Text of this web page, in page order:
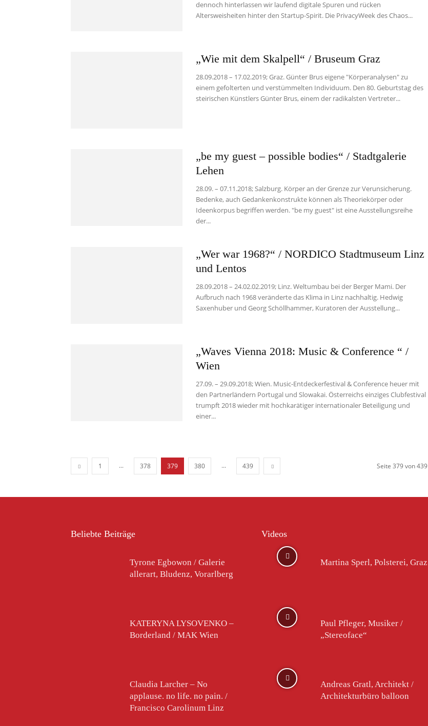
dennoch hinterlassen wir laufend digitale Spuren und rücken
Altersweisheiten hinter den Startup-Spirit. Die PrivacyWeek des Chaos...
„Wie mit dem Skalpell“ / Bruseum Graz
28.09.2018 – 17.02.2019; Graz. Günter Brus eigene "Körperanalysen" zu
einem gefolterten und verstümmelten Individuum. Den 80. Geburtstag des
steirischen Künstlers Günter Brus, einem der radikalsten Vertreter...
„be my guest – possible bodies“ / Stadtgalerie
Lehen
28.09. – 07.11.2018; Salzburg. Körper an der Grenze zur Verunsicherung.
Bedenke, auch Gedankenkonstrukte können als Theoriekörper oder
Ideenkorpus begriffen werden. "be my guest" ist eine Ausstellungsreihe
der...
„Wer war 1968?“ / NORDICO Stadtmuseum Linz
und Lentos
28.09.2018 – 24.02.02.2019; Linz. Weltumbau bei der Berger Mami. Der
Aufbruch nach 1968 veränderte das Klima in Linz nachhaltig. Hedwig
Saxenhuber und Georg Schöllhammer, Kuratoren der Ausstellung...
„Waves Vienna 2018: Music & Conference “ /
Wien
27.09. – 29.09.2018; Wien. Music-Entdeckerfestival & Conference heuer mit
den Partnerländern Portugal und Slowakai. Österreichs einziges Clubfestival
trumpft 2018 wieder mit hochkarätiger internationaler Beteiligung und
einer...
1 ... 378 379 380 ... 439 Seite 379 von 439
Beliebte Beiträge
Tyrone Egbowon / Galerie
allerart, Bludenz, Vorarlberg
KATERYNA LYSOVENKO –
Borderland / MAK Wien
Claudia Larcher – No
applause. no life. no pain. /
Francisco Carolinum Linz
Videos
Martina Sperl, Polsterei, Graz
Paul Pfleger, Musiker /
„Stereoface“
Andreas Gratl, Architekt /
Architekturbüro balloon